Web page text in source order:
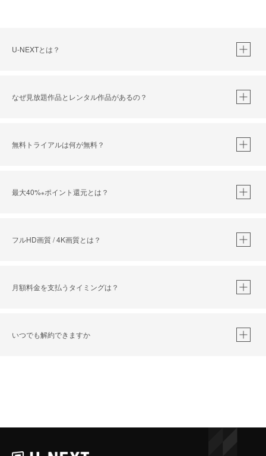
U-NEXTとは？
なぜ見放題作品とレンタル作品があるの？
無料トライアルは何が無料？
最大40%※ポイント還元とは？
※40％ポイント還元の対象は、クレジットカード決済による作品の購入 / レンタルです。
iOSアプリのUコイン決済による作品の購入 / レンタルは、20％のポイント還元です。
フルHD画質 / 4K画質とは？
月額料金を支払うタイミングは？
いつでも解約できますか